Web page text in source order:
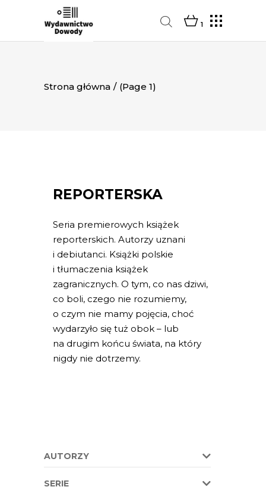
1
Strona główna / (Page 1)
REPORTERSKA
Seria premierowych książek
reporterskich. Autorzy uznani
i debiutanci. Książki polskie
i tłumaczenia książek
zagranicznych. O tym, co nas dziwi,
co boli, czego nie rozumiemy,
o czym nie mamy pojęcia, choć
wydarzyło się tuż obok – lub
na drugim końcu świata, na który
nigdy nie dotrzemy.
AUTORZY
SERIE